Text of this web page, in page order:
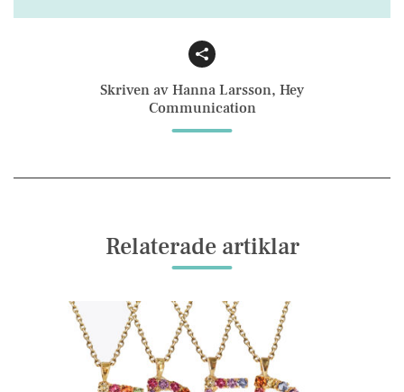
Facebook
Skriven av Hanna Larsson, Hey
Communication
Relaterade artiklar